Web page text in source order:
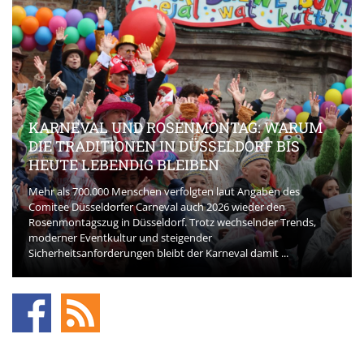
KARNEVAL UND ROSENMONTAG: WARUM
DIE TRADITIONEN IN DÜSSELDORF BIS
HEUTE LEBENDIG BLEIBEN
Mehr als 700.000 Menschen verfolgten laut Angaben des
Comitee Düsseldorfer Carneval auch 2026 wieder den
Rosenmontagszug in Düsseldorf. Trotz wechselnder Trends,
moderner Eventkultur und steigender
Sicherheitsanforderungen bleibt der Karneval damit ...